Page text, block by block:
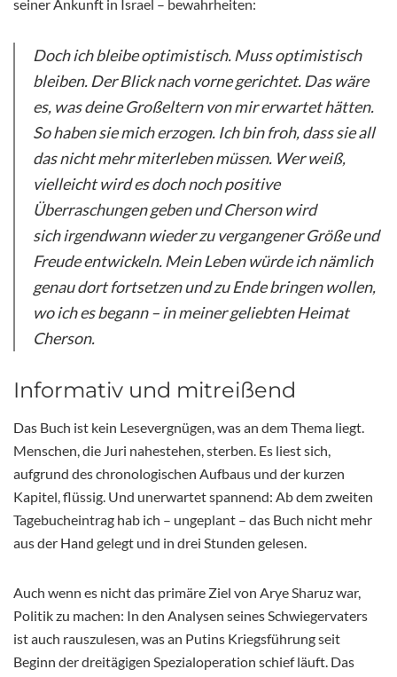
seiner Ankunft in Israel – bewahrheiten:
Doch ich bleibe optimistisch. Muss optimistisch
bleiben. Der Blick nach vorne gerichtet. Das wäre
es, was deine Großeltern von mir erwartet hätten.
So haben sie mich erzogen. Ich bin froh, dass sie all
das nicht mehr miterleben müssen. Wer weiß,
vielleicht wird es doch noch positive
Überraschungen geben und Cherson wird
sich irgendwann wieder zu vergangener Größe und
Freude entwickeln. Mein Leben würde ich nämlich
genau dort fortsetzen und zu Ende bringen wollen,
wo ich es begann – in meiner geliebten Heimat
Cherson.
Informativ und mitreißend
Das Buch ist kein Lesevergnügen, was an dem Thema liegt.
Menschen, die Juri nahestehen, sterben. Es liest sich,
aufgrund des chronologischen Aufbaus und der kurzen
Kapitel, flüssig. Und unerwartet spannend: Ab dem zweiten
Tagebucheintrag hab ich – ungeplant – das Buch nicht mehr
aus der Hand gelegt und in drei Stunden gelesen.
Auch wenn es nicht das primäre Ziel von Arye Sharuz war,
Politik zu machen: In den Analysen seines Schwiegervaters
ist auch rauszulesen, was an Putins Kriegsführung seit
Beginn der dreitägigen Spezialoperation schief läuft. Das